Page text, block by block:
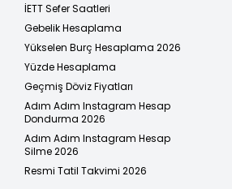
İETT Sefer Saatleri
Gebelik Hesaplama
Yükselen Burç Hesaplama 2026
Yüzde Hesaplama
Geçmiş Döviz Fiyatları
Adım Adım Instagram Hesap
Dondurma 2026
Adım Adım Instagram Hesap
Silme 2026
Resmi Tatil Takvimi 2026